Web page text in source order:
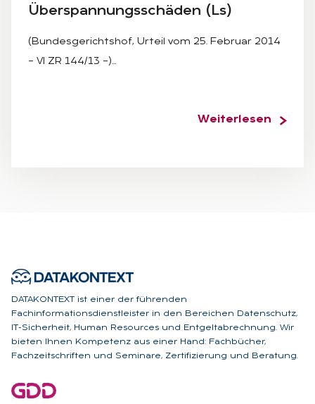
Über­span­nungs­schä­den (Ls)
(Bundesgerichtshof, Urteil vom 25. Februar 2014
– VI ZR 144/13 –)…
Weiterlesen
DATAKONTEXT ist einer der führenden
Fachinformationsdienstleister in den Bereichen Datenschutz,
IT-Sicherheit, Human Resources und Entgeltabrechnung. Wir
bieten Ihnen Kompetenz aus einer Hand: Fachbücher,
Fachzeitschriften und Seminare, Zertifizierung und Beratung.